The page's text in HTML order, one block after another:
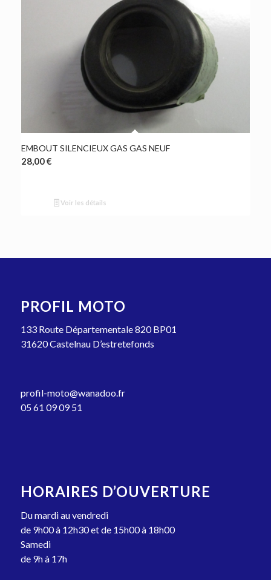
EMBOUT SILENCIEUX GAS GAS NEUF
28,00€
Voir les détails
PROFIL MOTO
133 Route Départementale 820 BP01
31620 Castelnau D’estretefonds
profil-moto@wanadoo.fr
05 61 09 09 51
HORAIRES D’OUVERTURE
Du mardi au vendredi
de 9h00 à 12h30 et de 15h00 à 18h00
Samedi
de 9h à 17h